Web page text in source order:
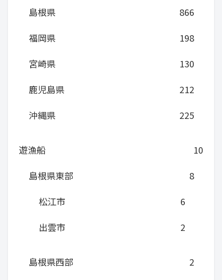
島根県
866
福岡県
198
宮崎県
130
鹿児島県
212
沖縄県
225
遊漁船
10
島根県東部
8
松江市
6
出雲市
2
島根県西部
2